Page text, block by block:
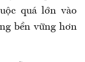
quá lớn vào
bền vững hơn